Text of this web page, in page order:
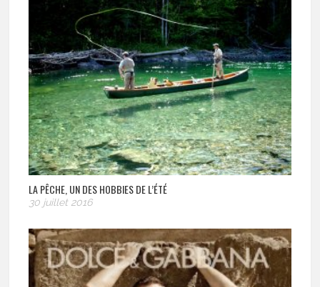
LA PÊCHE, UN DES HOBBIES DE L’ÉTÉ
30 juillet 2016